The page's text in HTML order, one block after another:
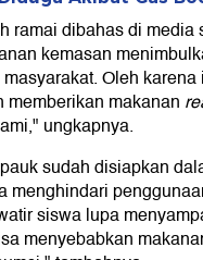
ramai dibahas di media
kemasan
Oleh karena
memberikan makanan
ungkapnya.
sudah disiapkan
menghindari
siswa lupa
menyebabkan